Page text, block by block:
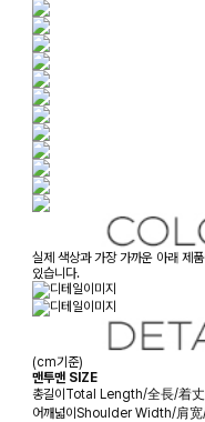
실제 색상과 가장 가까운 아래 제
있습니다.
(cm기준)
맨투맨 SIZE
총길이Total Length/全長/着丈
어깨넓이Shoulder Width/肩